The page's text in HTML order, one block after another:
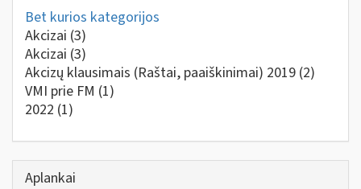
Bet kurios kategorijos
Akcizai (3)
Akcizai (3)
Akcizų klausimais (Raštai, paaiškinimai) 2019 (2)
VMI prie FM (1)
2022 (1)
Aplankai